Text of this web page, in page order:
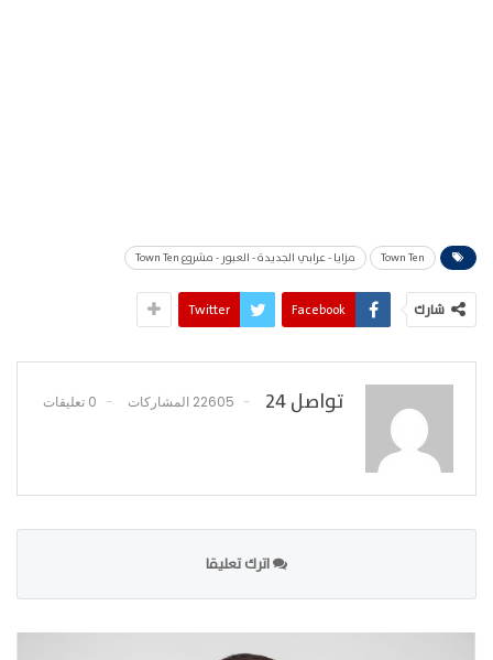
Town Ten مزايا - عرابي الجديدة - العبور - مشروع Town Ten
شارك Facebook
Twitter
تواصل 24 22605 المشاركات 0 تعليقات
اترك تعليقا